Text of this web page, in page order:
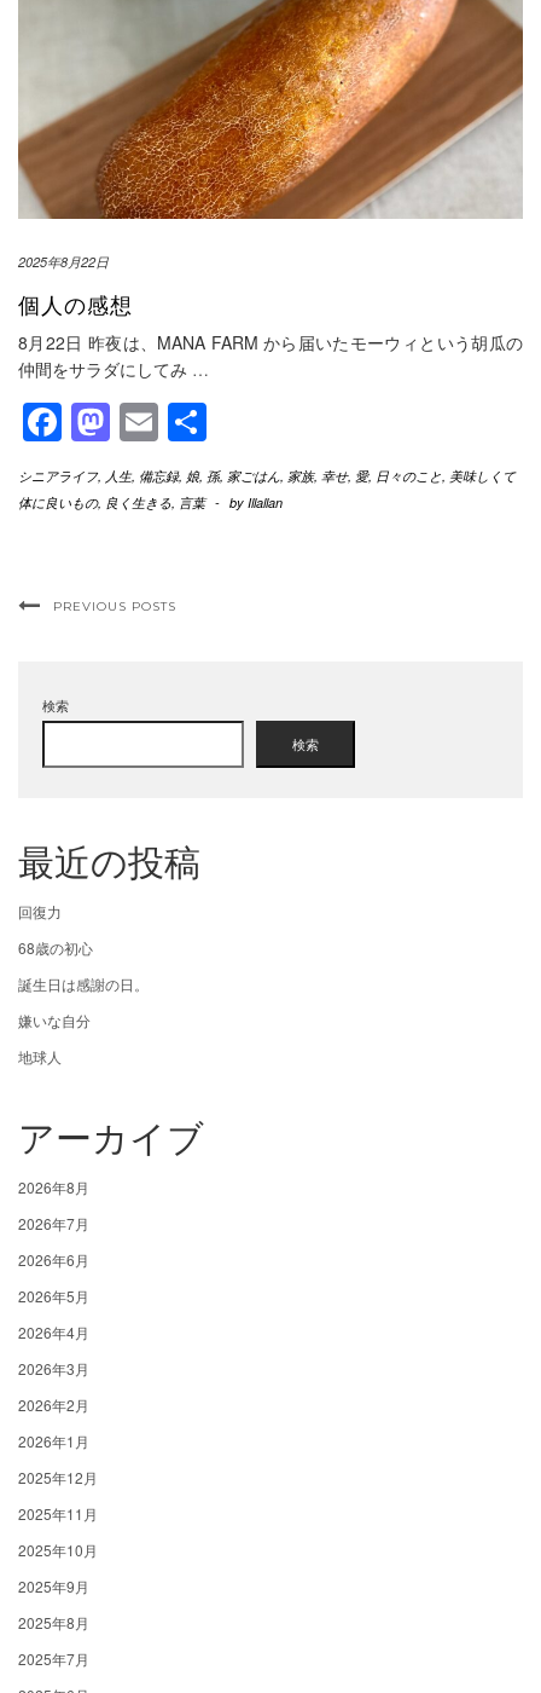
2025年8月22日
個人の感想
8月22日 昨夜は、MANA FARM から届いたモーウィという胡瓜の
仲間をサラダにしてみ …
Facebook
Mastodon
Email
有
シニアライフ, 人生, 備忘録, 娘, 孫, 家ごはん, 家族, 幸せ, 愛, 日々のこと, 美味しくて
体に良いもの, 良く生きる, 言葉 - by Illallan
PREVIOUS POSTS
検索
検索
最近の投稿
回復力
68歳の初心
誕生日は感謝の日。
嫌いな自分
地球人
アーカイブ
2026年8月
2026年7月
2026年6月
2026年5月
2026年4月
2026年3月
2026年2月
2026年1月
2025年12月
2025年11月
2025年10月
2025年9月
2025年8月
2025年7月